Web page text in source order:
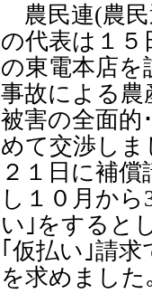
農民連(農民
の代表は１５
の東電本店を
事故による農
被害の全面的
めて交渉しま
２１日に補
し１０月か
い｣をすると
｢仮払い｣請
を求めました